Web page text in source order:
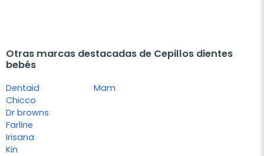
Otras marcas destacadas de Cepillos dientes
bebés
Dentaid
Chicco
Dr browns
Farline
Irisana
Kin
Mam